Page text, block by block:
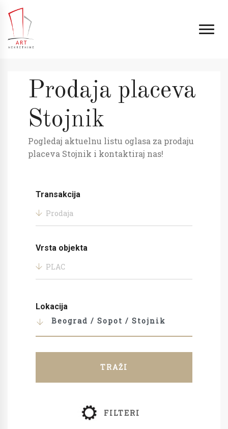
Prodaja placeva
Stojnik
Pogledaj aktuelnu listu oglasa za prodaju
placeva Stojnik i kontaktiraj nas!
Transakcija
Prodaja
Vrsta objekta
PLAC
Lokacija
Beograd / Sopot / Stojnik
TRAŽI
FILTERI